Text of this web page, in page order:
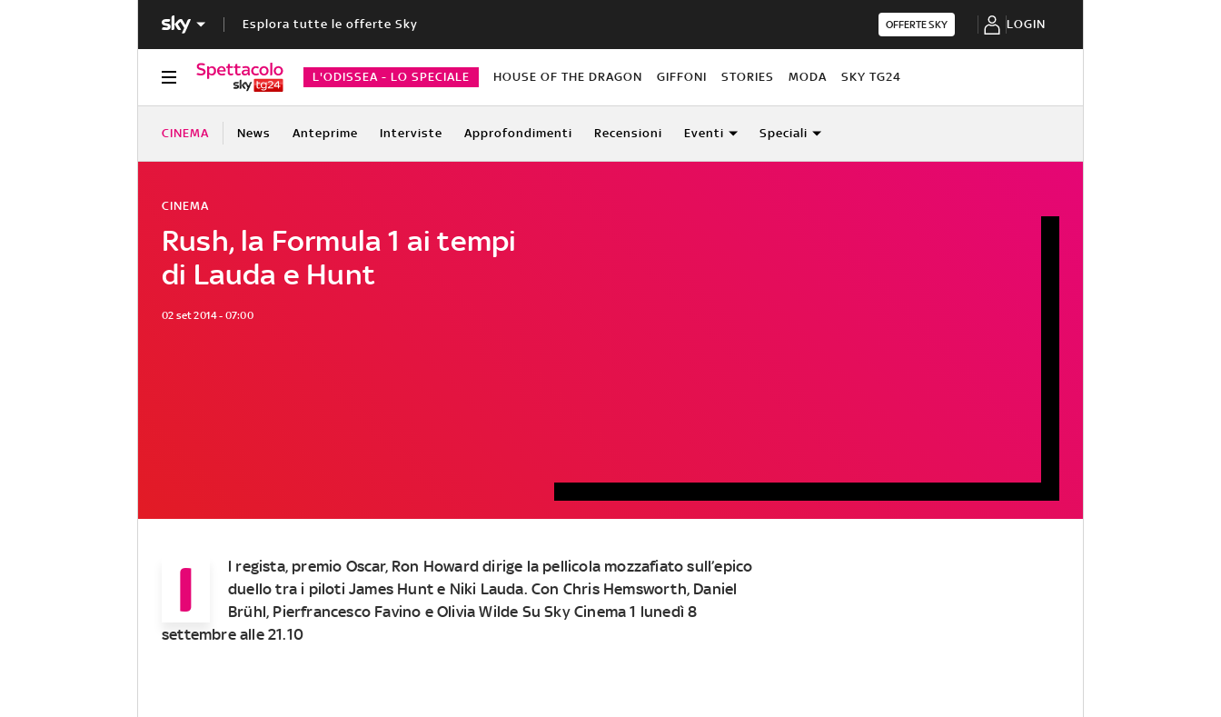
Esplora tutte le offerte Sky OFFERTE SKY LOGIN
L'ODISSEA - LO SPECIALE HOUSE OF THE DRAGON GIFFONI STORIES MODA SKY TG24
CINEMA News Anteprime Interviste Approfondimenti Recensioni Eventi Speciali
Rush, la Formula 1 ai tempi
di Lauda e Hunt
CINEMA
02 set 2014 - 07:00
I
l regista, premio Oscar, Ron Howard dirige la pellicola mozzafiato sull’epico
duello tra i piloti James Hunt e Niki Lauda. Con Chris Hemsworth, Daniel
Brühl, Pierfrancesco Favino e Olivia Wilde Su Sky Cinema 1 lunedì 8
settembre alle 21.10